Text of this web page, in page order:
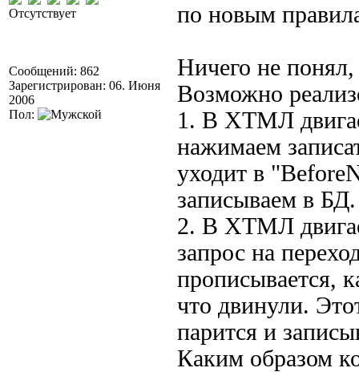
Отсутствует
Сообщений: 862
Зарегистрирован: 06. Июня
2006
Пол:
по новым
Ничего не
Возможно
1. В ХТМЛ
нажимаем
уходит в
записываем в БД.
2. В ХТМЛ
запрос на
прописывается,
что двинули.
парится и
Каким образом